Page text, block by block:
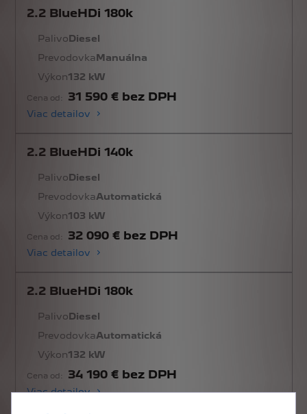
2.2 BlueHDi 180k
PalivoDiesel
PrevodovkaManuálna
Výkon132 kW
Cena od: 31 590 € bez DPH
Viac detailov
2.2 BlueHDi 140k
PalivoDiesel
PrevodovkaAutomatická
Výkon103 kW
Cena od: 32 090 € bez DPH
Viac detailov
2.2 BlueHDi 180k
PalivoDiesel
PrevodovkaAutomatická
Výkon132 kW
Cena od: 34 190 € bez DPH
Viac detailov